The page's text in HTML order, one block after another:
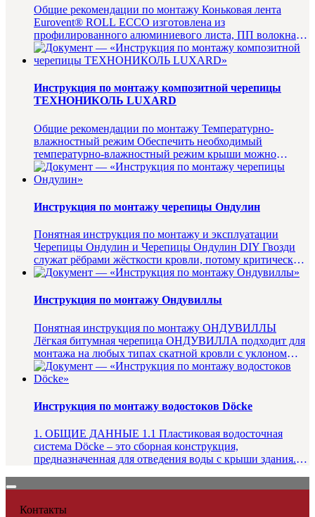
Общие рекомендации по монтажу Коньковая лента
Eurovent® ROLL ECCO изготовлена из
профилированного алюминиевого листа, ПП волокна и
бутиловой ленты. Обеспечивает вен...
Инструкция по монтажу композитной черепицы
ТЕХНОНИКОЛЬ LUXARD
Общие рекомендации по монтажу Температурно-
влажностный режим Обеспечить необходимый
температурно-влажностный режим крыши можно
только в том случае, если ее констр...
Инструкция по монтажу черепицы Ондулин
Понятная инструкция по монтажу и эксплуатации
Черепицы Ондулин и Черепицы Ондулин DIY Гвозди
служат рёбрами жёсткости кровли, потому критически
важно использовать у...
Инструкция по монтажу Ондувиллы
Понятная инструкция по монтажу ОНДУВИЛЛЫ
Лёгкая битумная черепица ОНДУВИЛЛА подходит для
монтажа на любых типах скатной кровли с уклоном
более 9 градусов. Гво...
Инструкция по монтажу водостоков Döcke
1. ОБЩИЕ ДАННЫЕ 1.1 Пластиковая водосточная
система Döcke – это сборная конструкция,
предназначенная для отведения воды с крыши здания.
Контакты